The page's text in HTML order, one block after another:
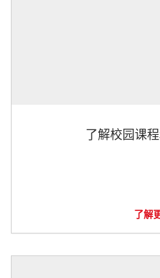
了解校园课
了解